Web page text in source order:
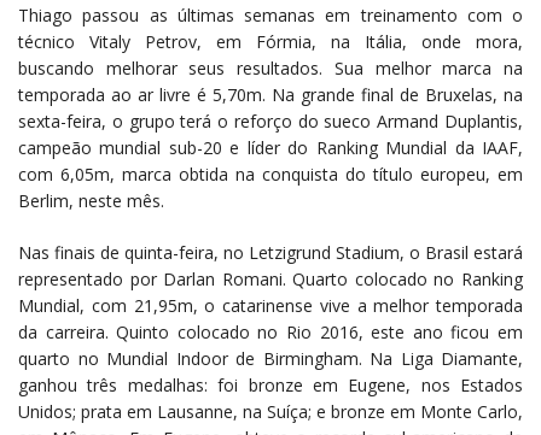
Thiago passou as últimas semanas em treinamento com o
técnico Vitaly Petrov, em Fórmia, na Itália, onde mora,
buscando melhorar seus resultados. Sua melhor marca na
temporada ao ar livre é 5,70m. Na grande final de Bruxelas, na
sexta-feira, o grupo terá o reforço do sueco Armand Duplantis,
campeão mundial sub-20 e líder do Ranking Mundial da IAAF,
com 6,05m, marca obtida na conquista do título europeu, em
Berlim, neste mês.
Nas finais de quinta-feira, no Letzigrund Stadium, o Brasil estará
representado por Darlan Romani. Quarto colocado no Ranking
Mundial, com 21,95m, o catarinense vive a melhor temporada
da carreira. Quinto colocado no Rio 2016, este ano ficou em
quarto no Mundial Indoor de Birmingham. Na Liga Diamante,
ganhou três medalhas: foi bronze em Eugene, nos Estados
Unidos; prata em Lausanne, na Suíça; e bronze em Monte Carlo,